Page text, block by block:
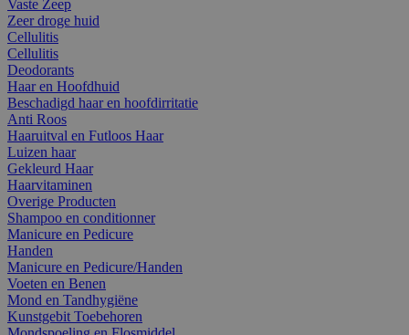
Vaste Zeep
Zeer droge huid
Cellulitis
Cellulitis
Deodorants
Haar en Hoofdhuid
Beschadigd haar en hoofdirritatie
Anti Roos
Haaruitval en Futloos Haar
Luizen haar
Gekleurd Haar
Haarvitaminen
Overige Producten
Shampoo en conditionner
Manicure en Pedicure
Handen
Manicure en Pedicure/Handen
Voeten en Benen
Mond en Tandhygiëne
Kunstgebit Toebehoren